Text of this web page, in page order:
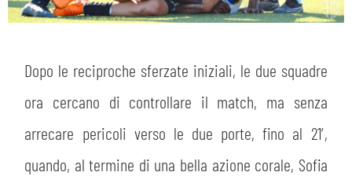
Dopo le reciproche sferzate iniziali, le due squadre
ora cercano di controllare il match, ma senza
arrecare pericoli verso le due porte, fino al 21′,
quando, al termine di una bella azione corale, Sofia